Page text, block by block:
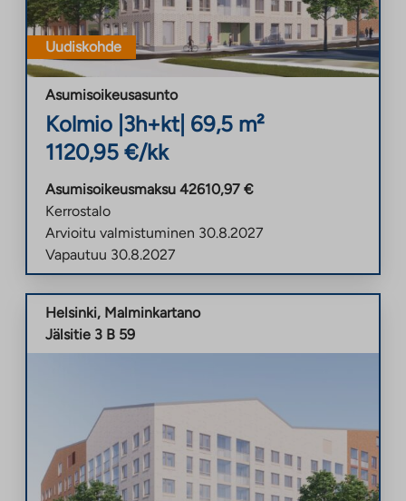
Uudiskohde
Asumisoikeusasunto
Kolmio 3h+kt| 69,5 m²
1120,95 €/kk
Asumisoikeusmaksu 42610,97 €
Kerrostalo
Arvioitu valmistuminen 30.8.2027
Vapautuu 30.8.2027
Helsinki, Malminkartano
Jälsitie 3 B 59